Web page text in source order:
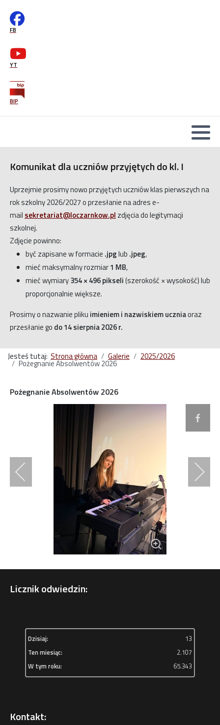
FB
YT
BIP
Komunikat dla uczniów przyjętych do kl. I
Uprzejmie prosimy nowo przyjętych uczniów klas pierwszych na
rok szkolny 2026/2027 o przesłanie na adres e-
mail sekretariat@loczarnkow.pl zdjęcia do legitymacji
szkolnej.
Zdjęcie powinno:
być zapisane w formacie .jpglub .jpeg,
mieć maksymalny rozmiar1 MB,
mieć wymiary354 × 496 pikseli(szerokość × wysokość) lub
proporcjonalnie większe.
Prosimy o nazwanie pliku imieniem i nazwiskiem uczniaoraz
przesłanie go do 14 sierpnia 2026 r.
Jesteś tutaj: Strona główna Galerie 2025/2026
Pożegnanie Absolwentów 2026
Pożegnanie Absolwentów 2026
Licznik odwiedzin:
Dzisiaj:
13
Ten miesiąc:
2.107
W tym roku:
65.343
Kontakt:
Wsparcie psychologiczno-pedagogiczne
Office365
mLegitymacja-instrukcja
Druki podań